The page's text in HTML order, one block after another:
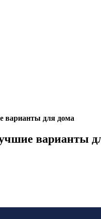
варианты для дома
варианты